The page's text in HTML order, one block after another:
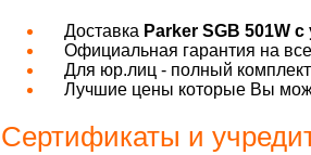
Доставка Parker SGB 501W
Официальная гарантия на
Для юр.лиц - полный
Лучшие цены которые Вы
Сертификаты и